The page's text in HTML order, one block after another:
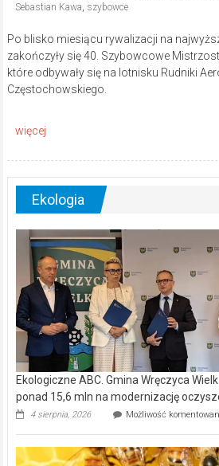
Sebastian Kawa, szybowce
Po blisko miesiącu rywalizacji na
zakończyły się 40. Szybowcowe
które odbywały się na lotnisku Rudniki
Częstochowskiego.
Ekologia
Ekologiczne ABC. Gmina Wręczyca
ponad 15,6 mln na modernizację
4 sierpnia, 2026 Możliwość